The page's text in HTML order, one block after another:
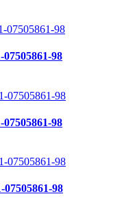
98
98
98